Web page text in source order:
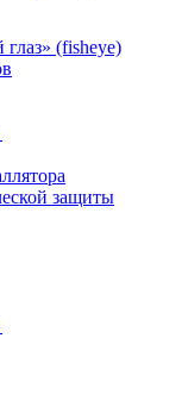
(fisheye)
защиты